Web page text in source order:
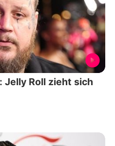
Jelly Roll zieht sich